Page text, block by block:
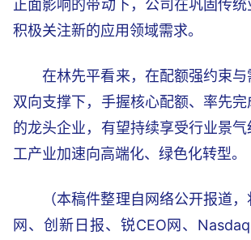
正面影响的带动下，公司在巩固传
积极关注新的应用领域需求。
在林先平看来，在配额强约束
双向支撑下，手握核心配额、率先
的龙头企业，有望持续享受行业景
工产业加速向高端化、绿色化转型。
（本稿件整理自网络公开报道
网、创新日报、锐CEO网、